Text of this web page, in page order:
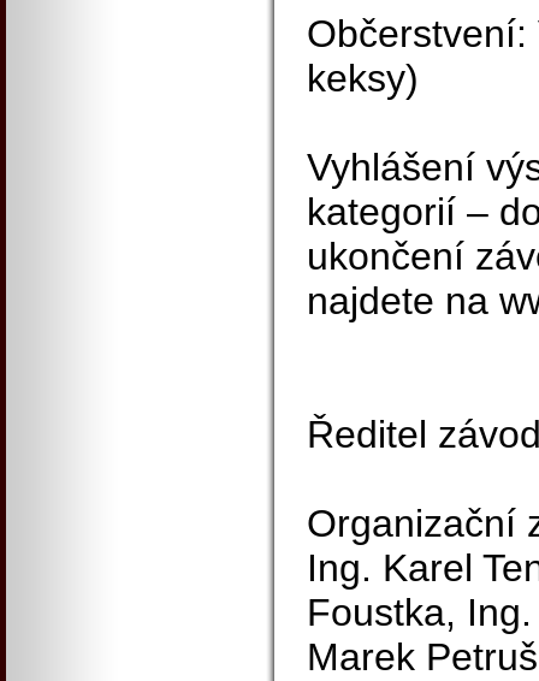
keksy)
Vyhlášení
kategorií –
ukončení
najdete na
Ředitel
Organizační
Ing. Karel
Foustka,
Marek